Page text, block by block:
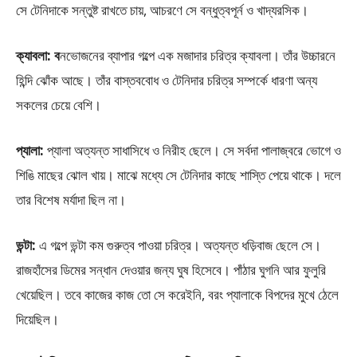
সে টেনিদাকে সন্তুষ্ট রাখতে চায়, আচরণে সে বন্ধুত্বপূর্ন ও খাদ্যরসিক।
ক্যাবলা: বনভোজনের ব্যাপার গল্পে এক মজাদার চরিত্র ক্যাবলা। তাঁর উচ্চারনে
হিন্দি ঝোঁক আছে। তাঁর বাস্তববোধ ও টেনিদার চরিত্র সম্পর্কে ধারণা অন্য
সকলের চেয়ে বেশি।
প্যালা: প্যালা অত্যন্ত সাধাসিধে ও নিরীহ ছেলে। সে সর্বদা পালাজ্বরে ভোগে ও
শিঙি মাছের ঝোল খায়। মাঝে মধ্যে সে টেনিদার কাছে শাস্তি পেয়ে থাকে। দলে
তার বিশেষ মর্যাদা ছিল না।
ভন্টা: এ গল্পে ভন্টা কম গুরুত্ব পাওয়া চরিত্র। অত্যন্ত ধড়িবাজ ছেলে সে।
রাজহাঁসের ডিমের সন্ধান দেওয়ার জন্য ঘুষ হিসেবে। পাঁঠার ঘুগনি আর ফুলুরি
খেয়েছিল। তবে কাজের কাজ তো সে করেইনি, বরং প্যালাকে বিপদের মুখে ঠেলে
দিয়েছিল।